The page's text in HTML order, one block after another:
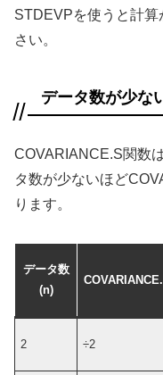
STDEVPを使うと計
さい。
データ数が少な
COVARIANCE.S関数
タ数が少ないほど
ります。
データ数
(n)
2 ÷2